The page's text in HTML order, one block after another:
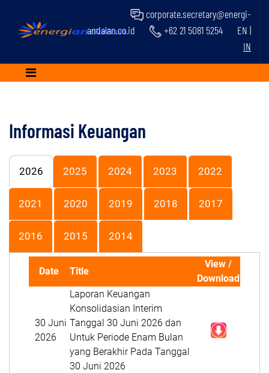
corporate.secretary@energi-
andalan.co.id
+62 21 5081 5254 EN |
IN
Informasi Keuangan
2026 2025 2024 2023 2022
2021 2020 2019 2018 2017
2016 2015 2014
Date Title
View /
Download
30 Juni
2026
Laporan Keuangan
Konsolidasian Interim
Tanggal 30 Juni 2026 dan
Untuk Periode Enam Bulan
yang Berakhir Pada Tanggal
30 Juni 2026